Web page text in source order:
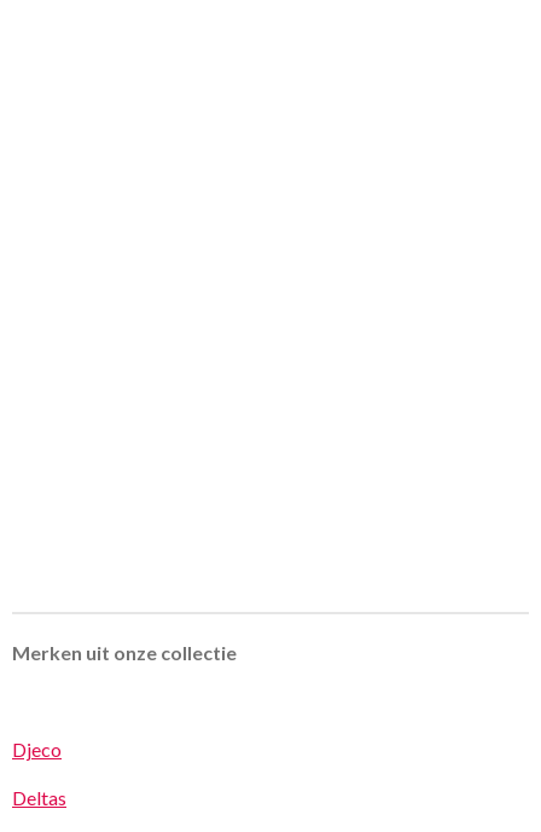
Merken uit onze collectie
Djeco
Deltas